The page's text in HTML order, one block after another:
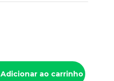
Adicionar ao carrinho